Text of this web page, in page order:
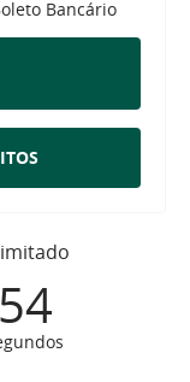
Bancário
54